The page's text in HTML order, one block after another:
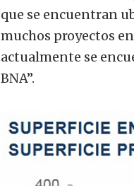
que se encuentran
muchos proyectos
actualmente se
BNA”.